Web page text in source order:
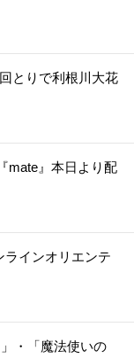
とりで利根川大花
mate』本日より配
ラインオリエンテ
・「魔法使いの